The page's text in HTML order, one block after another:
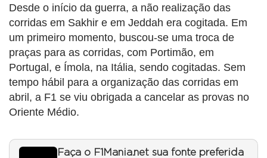
Desde o início da guerra, a não realização das
corridas em Sakhir e em Jeddah era cogitada. Em
um primeiro momento, buscou-se uma troca de
praças para as corridas, com Portimão, em
Portugal, e Ímola, na Itália, sendo cogitadas. Sem
tempo hábil para a organização das corridas em
abril, a F1 se viu obrigada a cancelar as provas no
Oriente Médio.
Faça o F1Mania.net sua fonte preferida